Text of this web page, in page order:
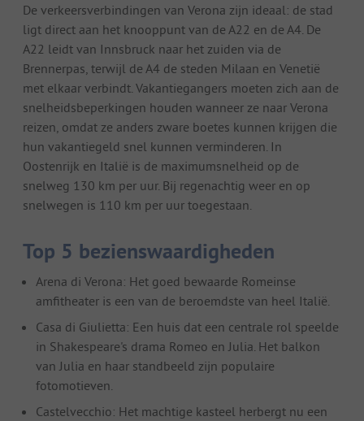
De verkeersverbindingen van Verona zijn ideaal: de stad
ligt direct aan het knooppunt van de A22 en de A4. De
A22 leidt van Innsbruck naar het zuiden via de
Brennerpas, terwijl de A4 de steden Milaan en Venetië
met elkaar verbindt. Vakantiegangers moeten zich aan de
snelheidsbeperkingen houden wanneer ze naar Verona
reizen, omdat ze anders zware boetes kunnen krijgen die
hun vakantiegeld snel kunnen verminderen. In
Oostenrijk en Italië is de maximumsnelheid op de
snelweg 130 km per uur. Bij regenachtig weer en op
snelwegen is 110 km per uur toegestaan.
Top 5 bezienswaardigheden
Arena di Verona: Het goed bewaarde Romeinse
amfitheater is een van de beroemdste van heel Italië.
Casa di Giulietta: Een huis dat een centrale rol speelde
in Shakespeare's drama Romeo en Julia. Het balkon
van Julia en haar standbeeld zijn populaire
fotomotieven.
Castelvecchio: Het machtige kasteel herbergt nu een